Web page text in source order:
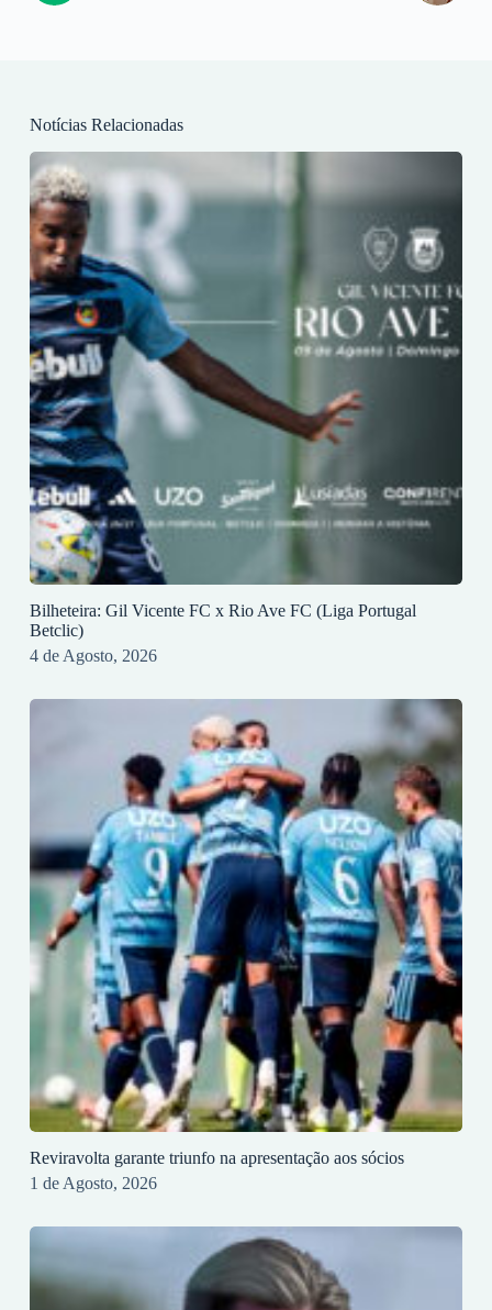
Notícias Relacionadas
Bilheteira: Gil Vicente FC x Rio Ave FC (Liga Portugal
Betclic)
4 de Agosto, 2026
Reviravolta garante triunfo na apresentação aos sócios
1 de Agosto, 2026